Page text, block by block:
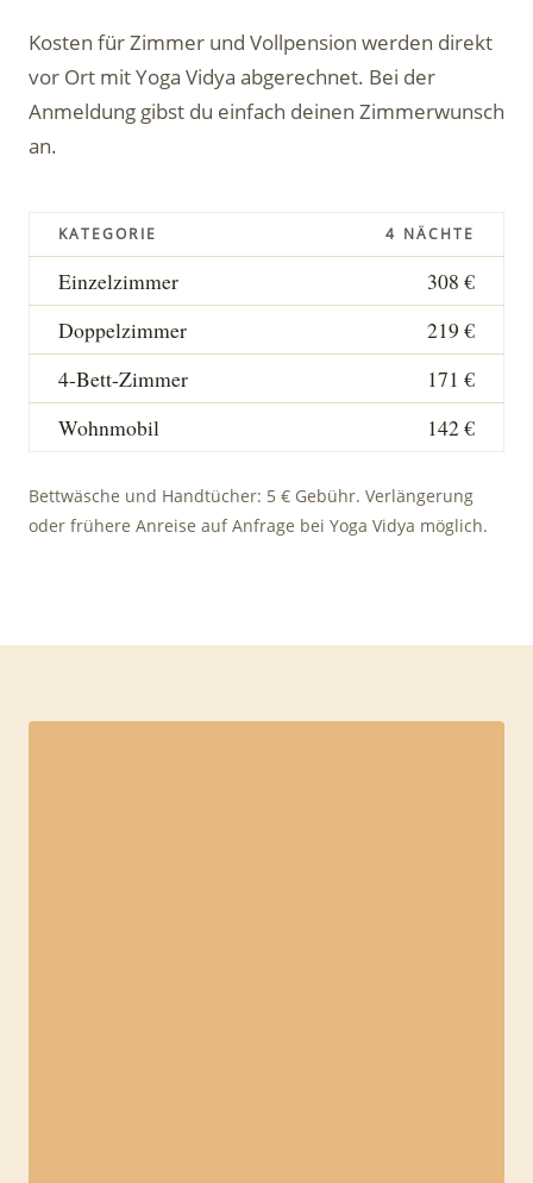
Kosten für Zimmer und Vollpension werden direkt
vor Ort mit Yoga Vidya abgerechnet. Bei der
Anmeldung gibst du einfach deinen Zimmerwunsch
an.
KATEGORIE 4 NÄCHTE
Einzelzimmer
308 €
Doppelzimmer
219 €
4-Bett-Zimmer
171 €
Wohnmobil
142 €
Bettwäsche und Handtücher: 5 € Gebühr. Verlängerung
oder frühere Anreise auf Anfrage bei Yoga Vidya möglich.